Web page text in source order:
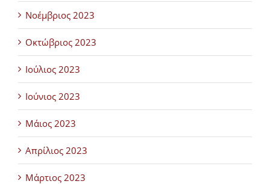
Νοέμβριος 2023
Οκτώβριος 2023
Ιούλιος 2023
Ιούνιος 2023
Μάιος 2023
Απρίλιος 2023
Μάρτιος 2023